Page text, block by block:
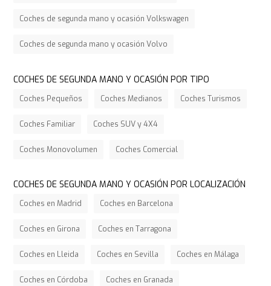
Coches de segunda mano y ocasión Volkswagen
Coches de segunda mano y ocasión Volvo
COCHES DE SEGUNDA MANO Y OCASIÓN POR TIPO
Coches Pequeños Coches Medianos Coches Turismos
Coches Familiar Coches SUV y 4X4
Coches Monovolumen Coches Comercial
COCHES DE SEGUNDA MANO Y OCASIÓN POR LOCALIZACIÓN
Coches en Madrid Coches en Barcelona
Coches en Girona Coches en Tarragona
Coches en Lleida Coches en Sevilla Coches en Málaga
Coches en Córdoba Coches en Granada